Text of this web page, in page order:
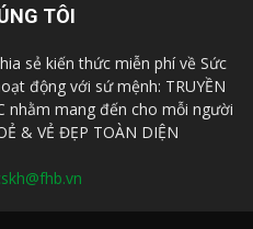
TÔI
sẻ kiến thức miễn phí về Sức
động với sứ mệnh: TRUYỀN
nhằm mang đến cho mỗi người
& VẺ ĐẸP TOÀN DIỆN